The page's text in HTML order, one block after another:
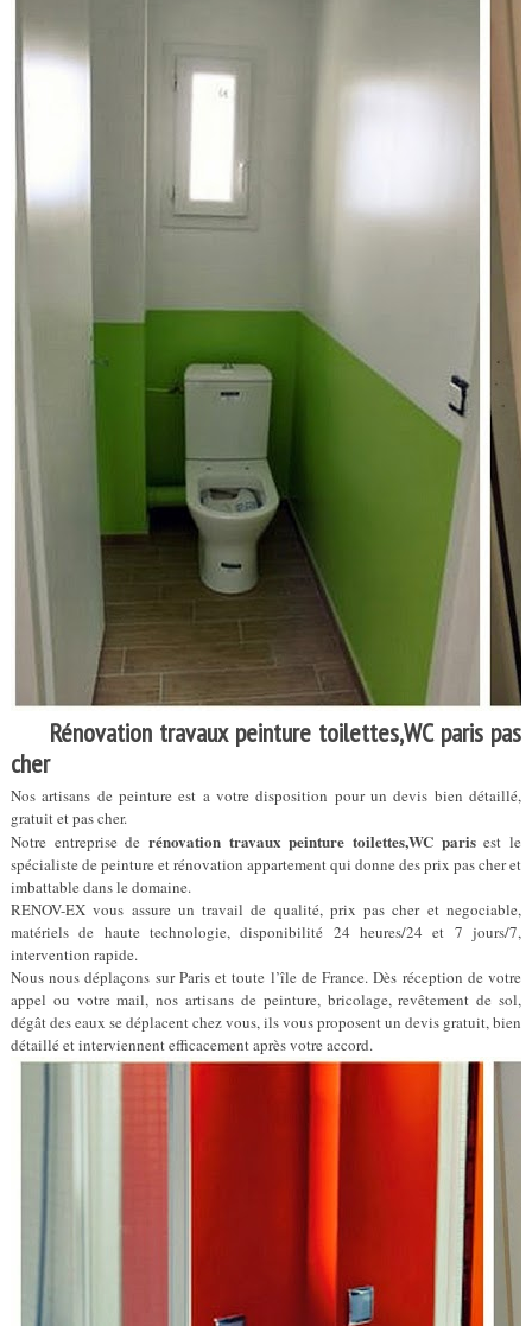
Rénovation travaux peinture toilettes,WC paris pas
cher
Nos artisans de peinture est a votre disposition pour un devis bien détaillé,
gratuit et pas cher.
Notre entreprise de rénovation travaux peinture toilettes,WC parisest le
spécialiste de peinture et rénovation appartement qui donne des prix pas cher et
imbattable dans le domaine.
RENOV-EX vous assure un travail de qualité, prix pas cher et negociable,
matériels de haute technologie, disponibilité 24 heures/24 et 7 jours/7,
intervention rapide.
Nous nous déplaçons sur Paris et toute l’île de France. Dès réception de votre
appel ou votre mail, nos artisans de peinture, bricolage, revêtement de sol,
dégât des eaux se déplacent chez vous, ils vous proposent un devis gratuit, bien
détaillé et interviennent efficacement après votre accord.